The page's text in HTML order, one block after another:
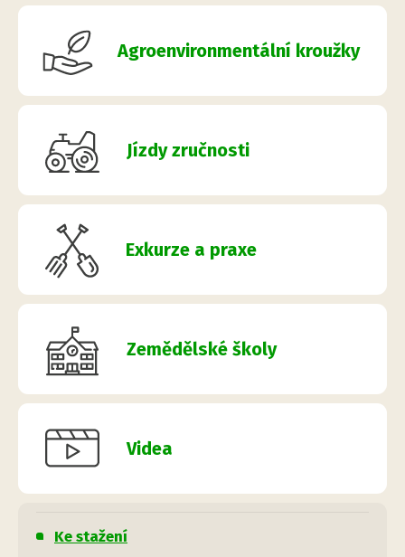
Agroenvironmentální kroužky
Jízdy zručnosti
Exkurze a praxe
Zemědělské školy
Videa
Ke stažení